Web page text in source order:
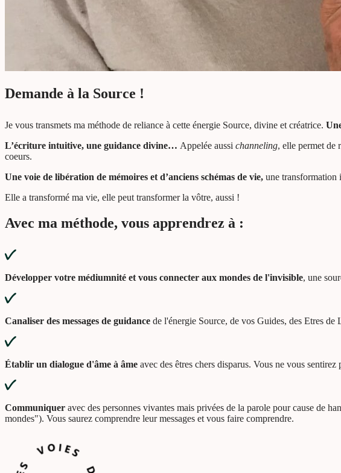
Demande à la Source !
Je vous transmets ma méthode de reliance à cette énergie Source, divine et créatrice.
L’écriture intuitive, une guidance divine… Appelée aussi channeling, elle permet de
coeurs.
Une voie de libération de mémoires et d’anciens schémas de vie, une transformation
Elle a transformé ma vie, elle peut transformer la vôtre, aussi !
Avec ma méthode, vous apprendrez à :
Développer votre médiumnité et vous connecter aux mondes de l'invisible, une
Canaliser des messages de guidance de l'énergie Source, de vos Guides, des Etres
Établir un dialogue d'âme à âme avec des êtres chers disparus. Vous ne vous sentirez
Communiquer avec des personnes vivantes mais privées de la parole pour cause de
mondes"). Vous saurez comprendre leur messages et vous faire comprendre.